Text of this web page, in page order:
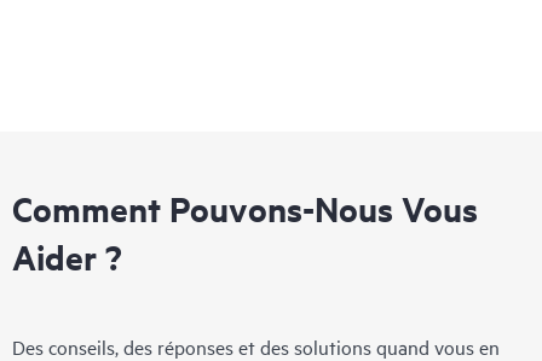
Comment Pouvons-Nous Vous
Aider ?
Des conseils, des réponses et des solutions quand vous en